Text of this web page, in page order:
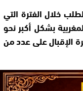
خلال الفترة التي
بشكل أكبر نحو
الإقبال على عدد من